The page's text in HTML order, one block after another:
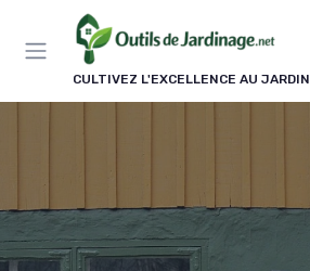
CULTIVEZ L'EXCELLENCE AU JARDIN
Panneau de gestion des cookies